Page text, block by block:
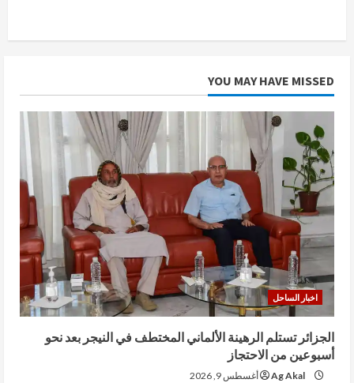
YOU MAY HAVE MISSED
اخبار الساحل
الجزائر تستلم الرهينة الألماني المختطف في النيجر بعد نحو
أسبوعين من الاحتجاز
Ag Akal أغسطس 9, 2026